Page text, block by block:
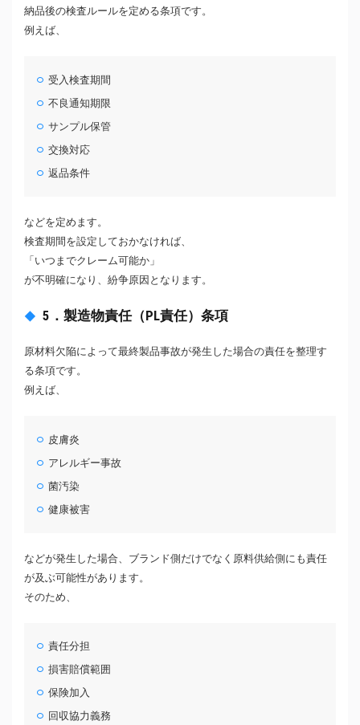
納品後の検査ルールを定める条項です。
例えば、
受入検査期間
不良通知期限
サンプル保管
交換対応
返品条件
などを定めます。
検査期間を設定しておかなければ、
「いつまでクレーム可能か」
が不明確になり、紛争原因となります。
5．製造物責任（PL責任）条項
原材料欠陥によって最終製品事故が発生した場合の責任を整理す
る条項です。
例えば、
皮膚炎
アレルギー事故
菌汚染
健康被害
などが発生した場合、ブランド側だけでなく原料供給側にも責任
が及ぶ可能性があります。
そのため、
責任分担
損害賠償範囲
保険加入
回収協力義務